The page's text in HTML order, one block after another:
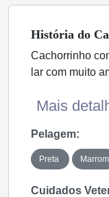
História do
Cachorrinho
lar com muito
Mais
Pelagem:
Preta Marrom
Cuidados